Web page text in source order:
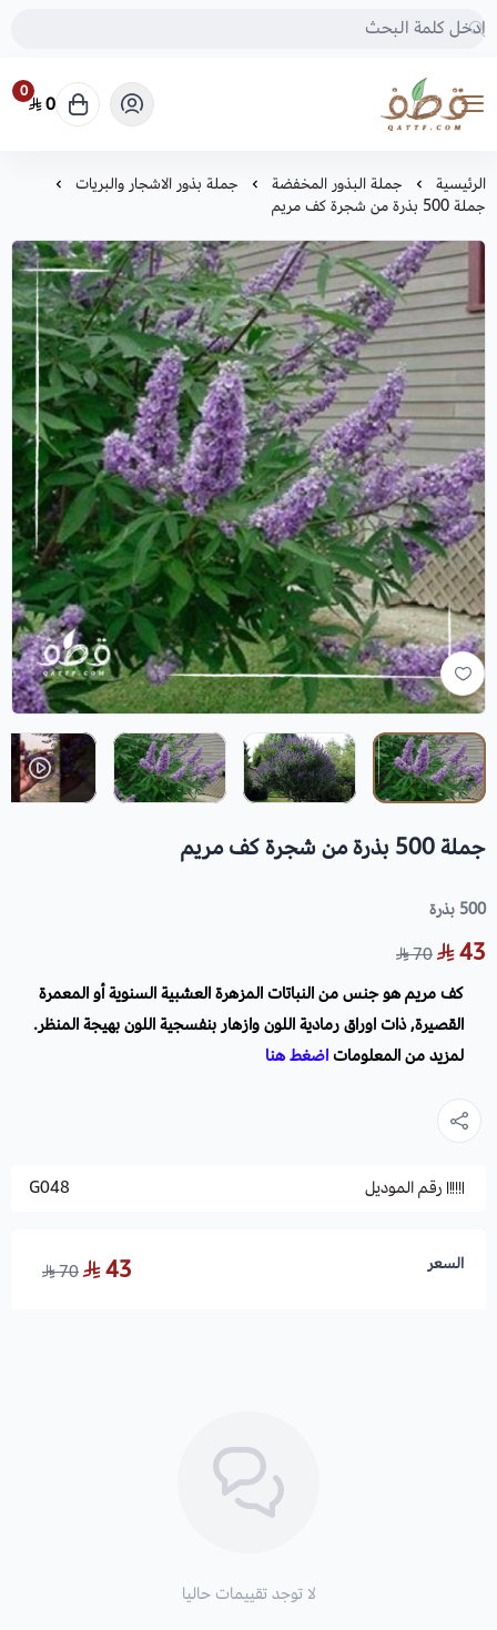
متجر قطف للبذور
0
0
الرئيسية جملة البذور المخفضة
جملة بذور الاشجار والبريات
جملة 500 بذرة من شجرة كف مريم
جملة 500 بذرة من شجرة كف مريم
500 بذرة
43
70
كف مريم هو جنس من النباتات المزهرة العشبية السنوية أو المعمرة
القصيرة, ذات اوراق رمادية اللون وازهار بنفسجية اللون بهيجة المنظر.
لمزيد من المعلوماتاضغط هنا
رقم الموديل G048
السعر 43
70
لا توجد تقييمات حاليا